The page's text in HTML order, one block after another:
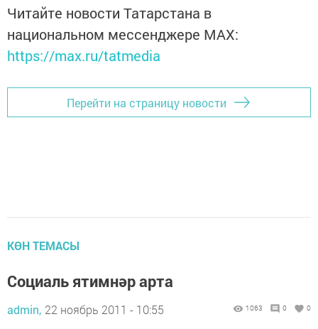
Читайте новости Татарстана в
национальном мессенджере MАХ:
https://max.ru/tatmedia
Перейти на страницу новости
КӨН ТЕМАСЫ
Социаль ятимнәр арта
admin, 22 ноябрь 2011 - 10:55 1063 0 0